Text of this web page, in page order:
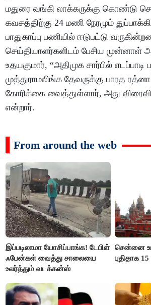
மதுரை வங்கி லாக்கருக்கு கொண்டு
கவசத்திற்கு 24 மணி நேரமும்
பாதுகாப்பு பணியில் ஈடுபட்டு
செய்தியாளர்களிடம் பேசிய முன்னாள்
உதயகுமார், “அதிமுக சார்பில் எடப்பாடி
முத்துராமலிங்க தேவருக்கு பாரத
கோரிக்கை வைத்துள்ளார், அது
என்றார்.
From around the web
இப்படிலாமா யோசிப்பாங்க! டேபிள்
ஃபேன்கள் வைத்து சாலையை
உலர்த்தும் வடக்கன்ஸ்
சென்னை
புதிதாக